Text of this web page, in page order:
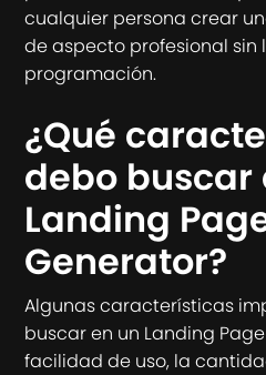
cualquier persona crear
de aspecto profesional
programación.
¿Qué
debo buscar
Landing
Generator?
Algunas características
buscar en un Landing
facilidad de uso, la